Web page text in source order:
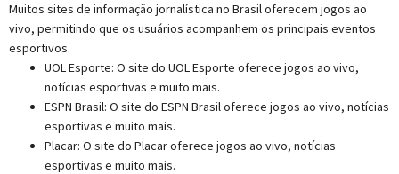
Muitos sites de informaçäo jornalística no Brasil oferecem jogos ao
vivo, permitindo que os usuários acompanhem os principais eventos
esportivos.
UOL Esporte: O site do UOL Esporte oferece jogos ao vivo,
notícias esportivas e muito mais.
ESPN Brasil: O site do ESPN Brasil oferece jogos ao vivo, notícias
esportivas e muito mais.
Placar: O site do Placar oferece jogos ao vivo, notícias
esportivas e muito mais.